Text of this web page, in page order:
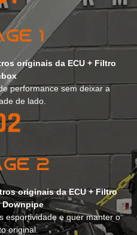
1
originais da ECU + Filtro
performance sem deixar a
de lado.
2
originais da ECU + Filtro
Downpipe
esportividade e quer manter o
original.